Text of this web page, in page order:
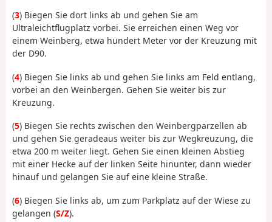
(3) Biegen Sie dort links ab und gehen Sie am
Ultraleichtflugplatz vorbei. Sie erreichen einen Weg vor
einem Weinberg, etwa hundert Meter vor der Kreuzung mit
der D90.
(4) Biegen Sie links ab und gehen Sie links am Feld entlang,
vorbei an den Weinbergen. Gehen Sie weiter bis zur
Kreuzung.
(5) Biegen Sie rechts zwischen den Weinbergparzellen ab
und gehen Sie geradeaus weiter bis zur Wegkreuzung, die
etwa 200 m weiter liegt. Gehen Sie einen kleinen Abstieg
mit einer Hecke auf der linken Seite hinunter, dann wieder
hinauf und gelangen Sie auf eine kleine Straße.
(6) Biegen Sie links ab, um zum Parkplatz auf der Wiese zu
gelangen (S/Z).